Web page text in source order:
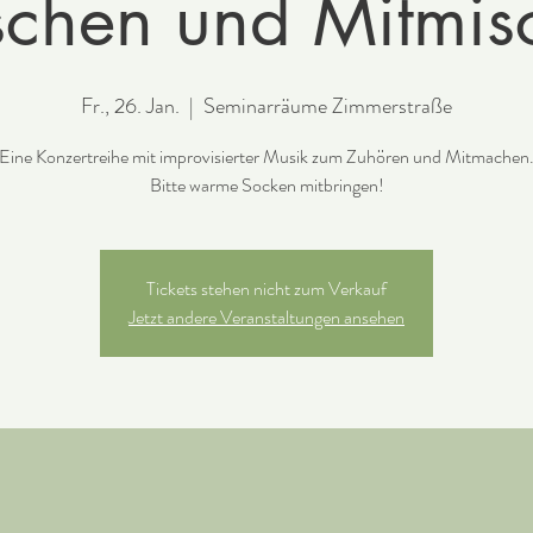
und
Fr., 26. Jan.
  |
Seminarräume Zimmerstraße
Eine Konzertreihe mit improvisierter Musik zum Zuhören und Mitmachen.
Bitte warme Socken mitbringen!
Tickets stehen nicht zum Verkauf
Jetzt andere Veranstaltungen ansehen